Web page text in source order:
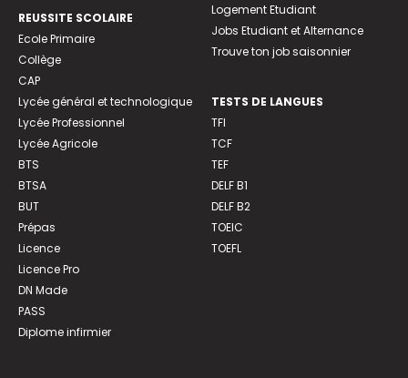
REUSSITE SCOLAIRE
Ecole Primaire
Collège
CAP
Lycée général et technologique
Lycée Professionnel
Lycée Agricole
BTS
BTSA
BUT
Prépas
Licence
Licence Pro
DN Made
PASS
Diplome infirmier
Logement Etudiant
Jobs Etudiant et Alternance
Trouve ton job saisonnier
TESTS DE LANGUES
TFI
TCF
TEF
DELF B1
DELF B2
TOEIC
TOEFL